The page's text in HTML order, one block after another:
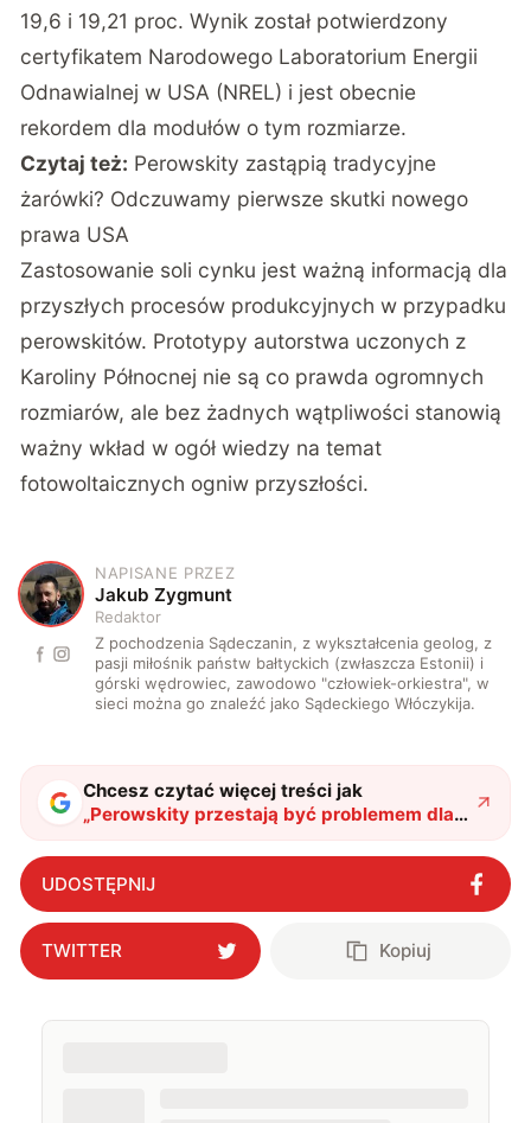
19,6 i 19,21 proc. Wynik został potwierdzony
certyfikatem Narodowego Laboratorium Energii
Odnawialnej w USA (NREL) i jest obecnie
rekordem dla modułów o tym rozmiarze.
Czytaj też: Perowskity zastąpią tradycyjne
żarówki? Odczuwamy pierwsze skutki nowego
prawa USA
Zastosowanie soli cynku jest ważną informacją dla
przyszłych procesów produkcyjnych w przypadku
perowskitów. Prototypy autorstwa uczonych z
Karoliny Północnej nie są co prawda ogromnych
rozmiarów, ale bez żadnych wątpliwości stanowią
ważny wkład w ogół wiedzy na temat
fotowoltaicznych ogniw przyszłości.
J
NAPISANE PRZEZ
Jakub Zygmunt
Redaktor
Z pochodzenia Sądeczanin, z wykształcenia geolog, z
pasji miłośnik państw bałtyckich (zwłaszcza Estonii) i
górski wędrowiec, zawodowo "człowiek-orkiestra", w
sieci można go znaleźć jako Sądeckiego Włóczykija.
Chcesz czytać więcej treści jak
„Perowskity przestają być problemem dla
nauki. Za granicą odkryli sensacyjny
patent"?
UDOSTĘPNIJ
TWITTER Kopiuj